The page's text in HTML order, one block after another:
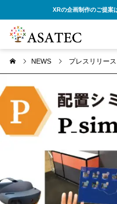
XRの企画制作のご提案
NEWS プレスリリース